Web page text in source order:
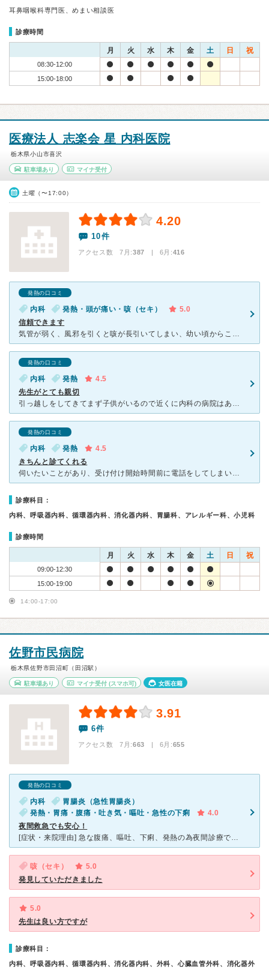
耳鼻咽喉科専門医、めまい相談医
診療時間
月 火 水 木 金 土 日 祝
08:30-12:00
15:00-18:00
医療法人 志楽会 星 内科医院
栃木県小山市喜沢
駐車場あり マイナ受付
土曜（〜17:00）
4.20
10件
アクセス数 7月:387 | 6月:416
発熱の口コミ
内科 発熱・頭が痛い・咳（セキ）
5.0
信頼できます
気管が弱く、風邪を引くと咳が長引いてしまい、幼い頃からこちらの病院でお世話になっています。 受付の方は、笑顔を絶やさずハキハキとした対応なので大変好感が持てます。院内が混んでいる時でも、一人ひと
発熱の口コミ
内科 発熱
4.5
先生がとても親切
引っ越しをしてきてまず子供がいるので近くに内科の病院はありますかとご近所の方に聞くとほとんどの方が星内科を紹介してくれました。みんな口を揃えて言うことがとにかく先生が優しくて親身になってくれるからいい
発熱の口コミ
内科 発熱
4.5
きちんと診てくれる
伺いたいことがあり、受け付け開始時間前に電話をしてしまいましたが、丁寧に対応してくださり助かりました。 私が受診した時は、休み明けというのもあってか、患者さんが多かったです。 順番まで時間があった
診療科目：
内科、呼吸器内科、循環器内科、消化器内科、胃腸科、アレルギー科、小児科
診療時間
月 火 水 木 金 土 日 祝
09:00-12:30
15:00-19:00
14:00-17:00
佐野市民病院
栃木県佐野市田沼町（田沼駅）
駐車場あり マイナ受付(スマホ可) 女医在籍
3.91
6件
アクセス数 7月:663 | 6月:655
発熱の口コミ
内科
胃腸炎（急性胃腸炎）
発熱・胃痛・腹痛・吐き気・嘔吐・急性の下痢
4.0
夜間救急でも安心！
[症状・来院理由] 急な腹痛、嘔吐、下痢、発熱の為夜間診療で診察をお願いしました。 [医師の診断・治療法] 医師の診断は急性胃腸炎で、点滴を処方しました。 一度発熱が治まったの
咳（セキ）
5.0
発見していただきました
5.0
先生は良い方ですが
診療科目：
内科、呼吸器内科、循環器内科、消化器内科、外科、心臓血管外科、消化器外